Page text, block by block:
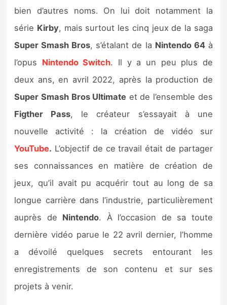
Previews
Précommandes
Précommandes jeux Switch 2
Sorties de jeux
Bons plans
bien d’autres noms. On lui doit notamment la
série Kirby, mais surtout les cinq jeux de la saga
Super Smash Bros, s’étalant de la Nintendo 64à
l’opus Nintendo Switch. Il y a un peu plus de
deux ans, en avril 2022, après la production de
Super Smash Bros Ultimate et de l’ensemble des
Figther Pass, le créateur s’essayait à une
nouvelle activité : la création de vidéo sur
YouTube. L’objectif de ce travail était de partager
ses connaissances en matière de création de
jeux, qu’il avait pu acquérir tout au long de sa
longue carrière dans l’industrie, particulièrement
auprès de Nintendo. À l’occasion de sa toute
dernière vidéo parue le 22 avril dernier, l’homme
a dévoilé quelques secrets entourant les
enregistrements de son contenu et sur ses
projets à venir.